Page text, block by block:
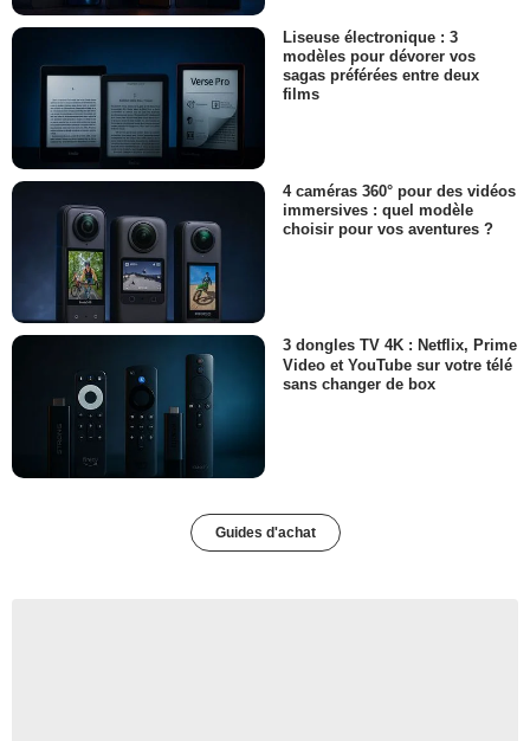
Liseuse électronique : 3
modèles pour dévorer vos
sagas préférées entre deux
films
4 caméras 360° pour des vidéos
immersives : quel modèle
choisir pour vos aventures ?
3 dongles TV 4K : Netflix, Prime
Video et YouTube sur votre télé
sans changer de box
Guides d'achat